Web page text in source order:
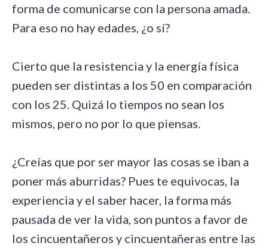
forma de comunicarse con la persona amada.
Para eso no hay edades, ¿o sí?
Cierto que la resistencia y la energía física
pueden ser distintas a los 50 en comparación
con los 25. Quizá lo tiempos no sean los
mismos, pero no por lo que piensas.
¿Creías que por ser mayor las cosas se iban a
poner más aburridas? Pues te equivocas, la
experiencia y el saber hacer, la forma más
pausada de ver la vida, son puntos a favor de
los cincuentañeros y cincuentañeras entre las